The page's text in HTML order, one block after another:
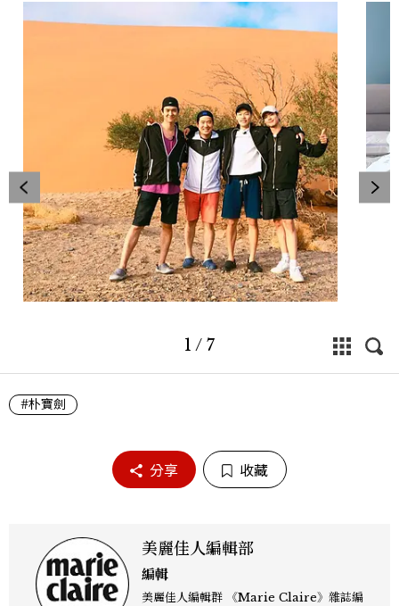
1 / 7
#朴寶劍
分享 收藏
美麗佳人編輯部
編輯
美麗佳人編輯群 《Marie Claire》雜誌編